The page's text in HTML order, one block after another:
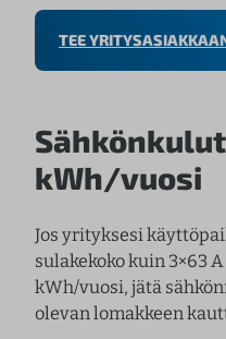
TEE
kWh/vuosi
Jos yrityksesi
sulakekoko kuin 3×63
kWh/vuosi, jätä
olevan lomakkeen